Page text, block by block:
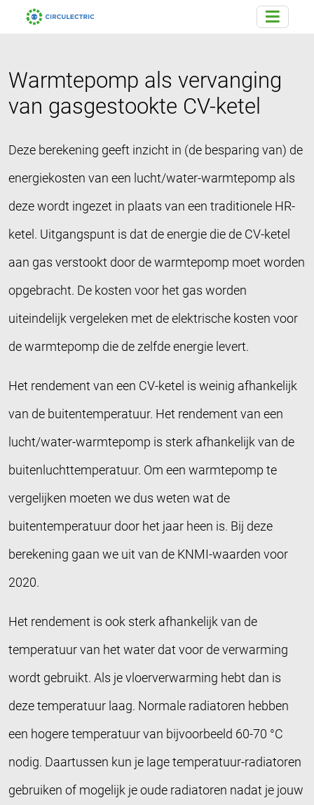
Warmtepomp als vervan­ging
van gas­gestookte CV-ketel
Deze berekening geeft inzicht in (de besparing van) de
energiekosten van een lucht/water-warmtepomp als
deze wordt ingezet in plaats van een traditionele HR-
ketel. Uitgangspunt is dat de energie die de CV-ketel
aan gas verstookt door de warmtepomp moet worden
opgebracht. De kosten voor het gas worden
uiteindelijk vergeleken met de elektrische kosten voor
de warmtepomp die de zelfde energie levert.
Het rendement van een CV-ketel is weinig afhankelijk
van de buitentemperatuur. Het rendement van een
lucht/water-warmtepomp is sterk afhankelijk van de
buitenluchttemperatuur. Om een warmtepomp te
vergelijken moeten we dus weten wat de
buitentemperatuur door het jaar heen is. Bij deze
berekening gaan we uit van de KNMI-waarden voor
2020.
Het rendement is ook sterk afhankelijk van de
temperatuur van het water dat voor de verwarming
wordt gebruikt. Als je vloerverwarming hebt dan is
deze temperatuur laag. Normale radiatoren hebben
een hogere temperatuur van bijvoorbeeld 60-70 °C
nodig. Daartussen kun je lage temperatuur-radiatoren
gebruiken of mogelijk je oude radiatoren nadat je jouw